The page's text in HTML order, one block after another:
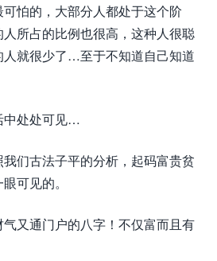
怕的，大部分人都处于这个阶
所占的比例也很高，这种人很聪
就很少了…至于不知道自己知道
中处处可见…
们古法子平的分析，起码富贵贫
可见的。
又通门户的八字！不仅富而且有